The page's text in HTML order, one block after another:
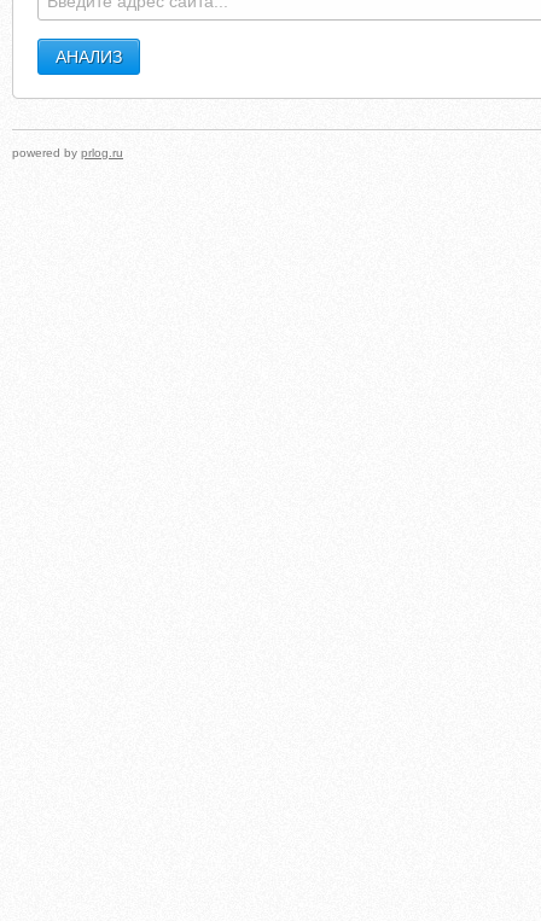
powered by prlog.ru